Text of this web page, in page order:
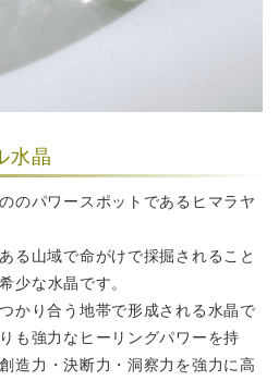
水晶
のパワースポットであるヒマラヤ
る山域で命がけで採掘されること
少な水晶です。
かり合う地帯で形成される水晶で
も強力なヒーリングパワーを持
創造力・決断力・洞察力を強力に高